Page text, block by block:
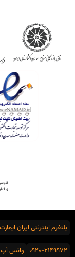
پلتفرم اینترنتی ایران ایمارت
0920-2149972 واتس